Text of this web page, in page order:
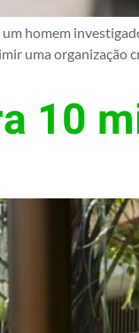
homem
uma organização
10